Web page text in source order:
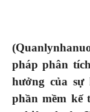
pháp phân
hưởng của sự
phần mềm kế